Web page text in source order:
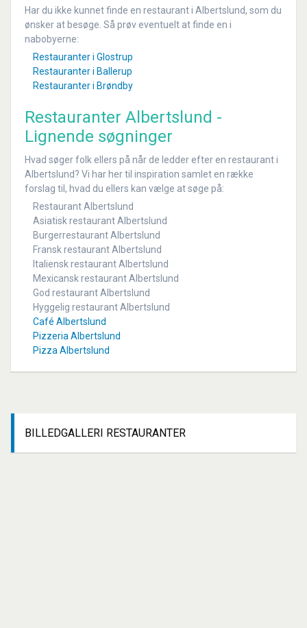
Har du ikke kunnet finde en restaurant i Albertslund, som du
ønsker at besøge. Så prøv eventuelt at finde en i
nabobyerne:
Restauranter i Glostrup
Restauranter i Ballerup
Restauranter i Brøndby
Restauranter Albertslund -
Lignende søgninger
Hvad søger folk ellers på når de ledder efter en restaurant i
Albertslund? Vi har her til inspiration samlet en række
forslag til, hvad du ellers kan vælge at søge på:
Restaurant Albertslund
Asiatisk restaurant Albertslund
Burgerrestaurant Albertslund
Fransk restaurant Albertslund
Italiensk restaurant Albertslund
Mexicansk restaurant Albertslund
God restaurant Albertslund
Hyggelig restaurant Albertslund
Café Albertslund
Pizzeria Albertslund
Pizza Albertslund
BILLEDGALLERI RESTAURANTER